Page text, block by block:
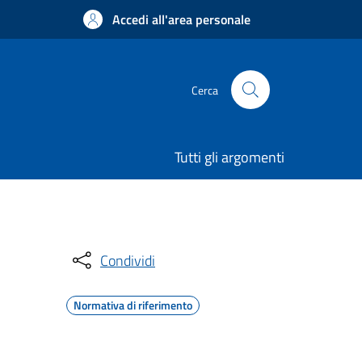
Accedi all'area personale
Cerca
Tutti gli argomenti
Condividi
Normativa di riferimento